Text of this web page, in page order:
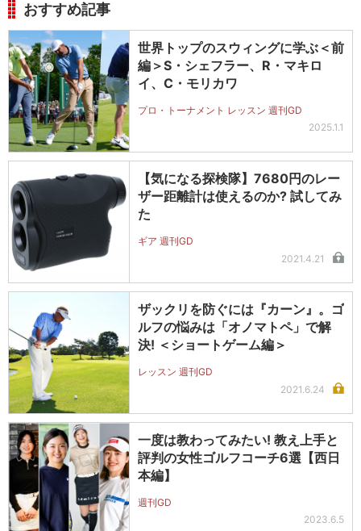
おすすめ記事
世界トップのスウィングに学ぶ＜前
編＞S・シェフラー、R・マキロ
イ、C・モリカワ
プロ・トーナメント レッスン 週刊GD
2025.1.1
【気になる探検隊】7680円のレー
ザー距離計は使えるのか? 試してみ
た
ギア 週刊GD
2021.4.21
ザックリを防ぐには『カーン』。ゴ
ルフの悩みは「オノマトペ」で解
決! ＜ショートゲーム編＞
レッスン 週刊GD
2021.6.24
一度は教わってみたい! 教え上手と
評判の女性ゴルフコーチ6選【西日
本編】
週刊GD
2023.6.5